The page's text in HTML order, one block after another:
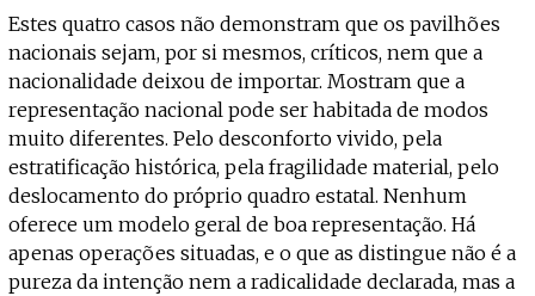
Estes quatro casos não demonstram que os pavilhões
nacionais sejam, por si mesmos, críticos, nem que a
nacionalidade deixou de importar. Mostram que a
representação nacional pode ser habitada de modos
muito diferentes. Pelo desconforto vivido, pela
estratificação histórica, pela fragilidade material, pelo
deslocamento do próprio quadro estatal. Nenhum
oferece um modelo geral de boa representação. Há
apenas operações situadas, e o que as distingue não é a
pureza da intenção nem a radicalidade declarada, mas a